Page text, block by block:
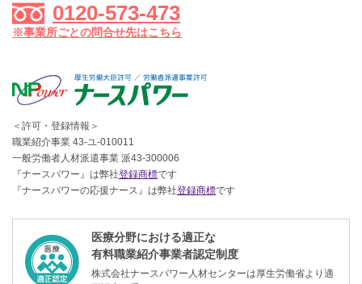
0120-573-473
※事業所ごとの問合せ先はこちら
＜許可・登録情報＞
職業紹介事業 43-ユ-010011
一般労働者人材派遣事業 派43-300006
『ナースパワー』は弊社登録商標です
『ナースパワーの応援ナース』は弊社登録商標です
医療分野における適正な
有料職業紹介事業者認定制度
株式会社ナースパワー人材センターは厚生労働省より適